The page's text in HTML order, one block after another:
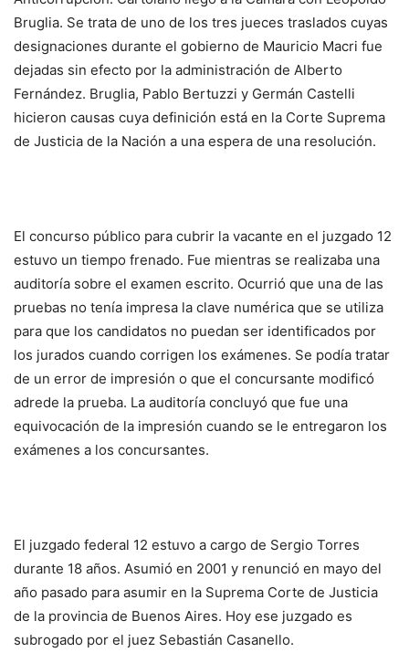
Bruglia. Se trata de uno de los tres jueces traslados cuyas
designaciones durante el gobierno de Mauricio Macri fue
dejadas sin efecto por la administración de Alberto
Fernández. Bruglia, Pablo Bertuzzi y Germán Castelli
hicieron causas cuya definición está en la Corte Suprema
de Justicia de la Nación a una espera de una resolución.
El concurso público para cubrir la vacante en el juzgado 12
estuvo un tiempo frenado. Fue mientras se realizaba una
auditoría sobre el examen escrito. Ocurrió que una de las
pruebas no tenía impresa la clave numérica que se utiliza
para que los candidatos no puedan ser identificados por
los jurados cuando corrigen los exámenes. Se podía tratar
de un error de impresión o que el concursante modificó
adrede la prueba. La auditoría concluyó que fue una
equivocación de la impresión cuando se le entregaron los
exámenes a los concursantes.
El juzgado federal 12 estuvo a cargo de Sergio Torres
durante 18 años. Asumió en 2001 y renunció en mayo del
año pasado para asumir en la Suprema Corte de Justicia
de la provincia de Buenos Aires. Hoy ese juzgado es
subrogado por el juez Sebastián Casanello.